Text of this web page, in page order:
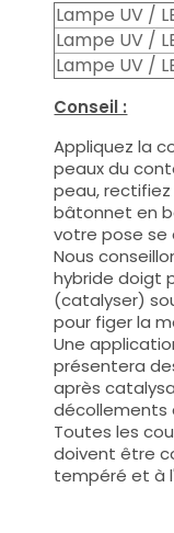
Lampe UV /
Lampe UV /
Lampe UV /
Conseil :
Appliquez la
peaux du
peau,
bâtonnet en
votre pose se
Nous
hybride doigt
(catalyser)
pour figer la
Une
présentera
après
décollements
Toutes les
doivent être
tempéré et à